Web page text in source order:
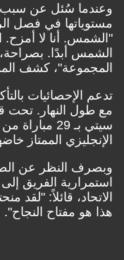
وعندما سُئل عن
مستوياتها في فصل
"الشمس. أنا لا
الشمس أبدًا.
المجموعة"، كشف
تدعم الإحصائيات
الإنجليزي الممتاز
وبصرف النظر عن
استمرارية الفريق
الاتحاد، قائلاً: "لقد
هذا هو مفتاح النجاح".